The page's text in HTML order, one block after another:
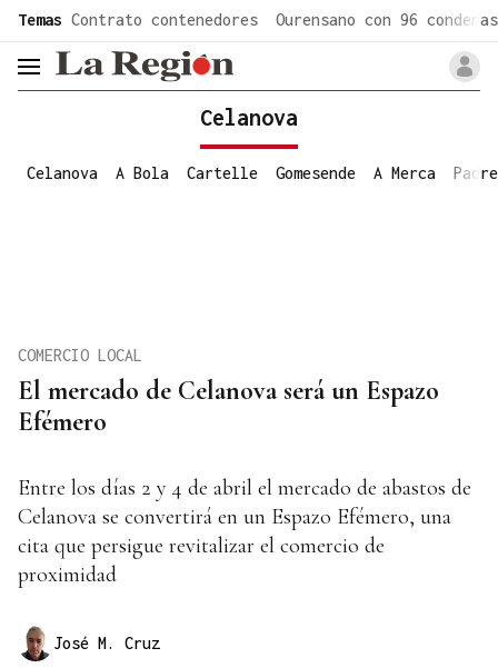
Temas Contrato contenedores Ourensano con 96 condenas
header.menu.open
Celanova
Celanova A Bola Cartelle Gomesende A Merca
El mercado de Celanova será un Espazo
Efémero
COMERCIO LOCAL
Entre los días 2 y 4 de abril el mercado de abastos de
Celanova se convertirá en un Espazo Efémero, una
cita que persigue revitalizar el comercio de
proximidad
José M. Cruz